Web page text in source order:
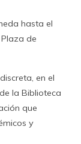
hasta el
de
en el
la Biblioteca
que
y